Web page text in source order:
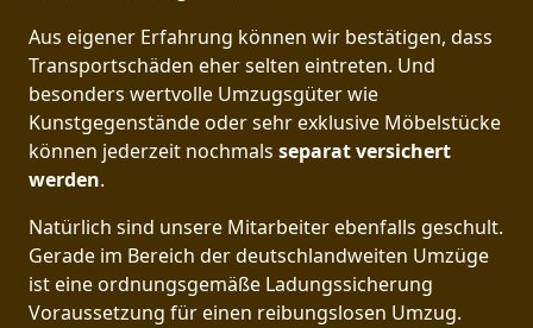
Aus eigener Erfahrung können wir bestätigen, dass
Transportschäden eher selten eintreten. Und
besonders wertvolle Umzugsgüter wie
Kunstgegenstände oder sehr exklusive Möbelstücke
können jederzeit nochmals separat versichert
werden.
Natürlich sind unsere Mitarbeiter ebenfalls geschult.
Gerade im Bereich der deutschlandweiten Umzüge
ist eine ordnungsgemäße Ladungssicherung
Voraussetzung für einen reibungslosen Umzug.